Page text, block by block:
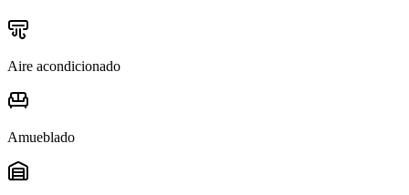
Aire acondicionado
Amueblado